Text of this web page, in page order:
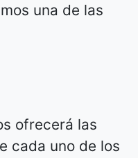
una de las
ofrecerá las
cada uno de los